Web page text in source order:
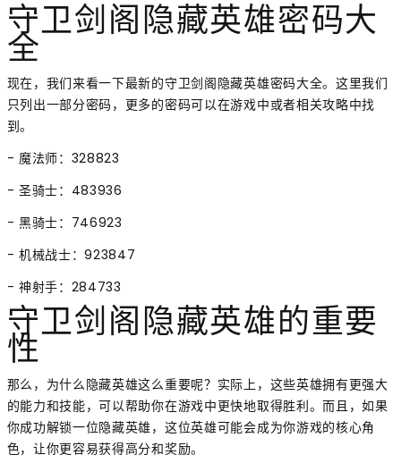
守卫剑阁隐藏英雄密码大
全
现在，我们来看一下最新的守卫剑阁隐藏英雄密码大全。这里我们
只列出一部分密码，更多的密码可以在游戏中或者相关攻略中找
到。
- 魔法师：328823
- 圣骑士：483936
- 黑骑士：746923
- 机械战士：923847
- 神射手：284733
守卫剑阁隐藏英雄的重要
性
那么，为什么隐藏英雄这么重要呢？实际上，这些英雄拥有更强大
的能力和技能，可以帮助你在游戏中更快地取得胜利。而且，如果
你成功解锁一位隐藏英雄，这位英雄可能会成为你游戏的核心角
色，让你更容易获得高分和奖励。